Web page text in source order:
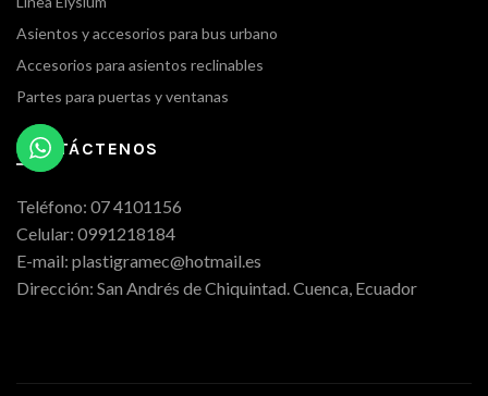
Asientos y accesorios para bus urbano
Accesorios para asientos reclinables
Partes para puertas y ventanas
CONTÁCTENOS
Teléfono: 07 4101156
Celular: 0991218184
E-mail: plastigramec@hotmail.es
Dirección: San Andrés de Chiquintad. Cuenca, Ecuador